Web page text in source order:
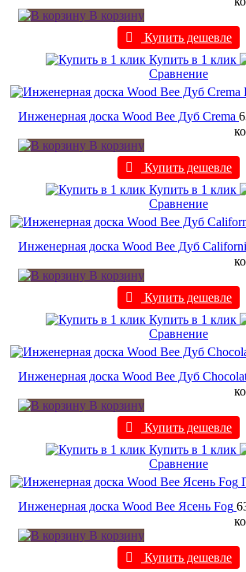
В корзину
Купить дешевле
Купить в 1 клик
Сравнение
Инженерная доска Wood Bee Дуб Crema
В корзину
Купить дешевле
Купить в 1 клик
Сравнение
Инженерная доска Wood Bee Дуб
В корзину
Купить дешевле
Купить в 1 клик
Сравнение
Инженерная доска Wood Bee Дуб
В корзину
Купить дешевле
Купить в 1 клик
Сравнение
Инженерная доска Wood Bee Ясень Fog
В корзину
Купить дешевле